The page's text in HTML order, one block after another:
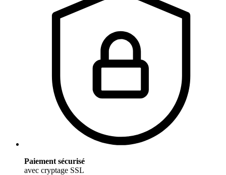
Paiement sécurisé
avec cryptage SSL